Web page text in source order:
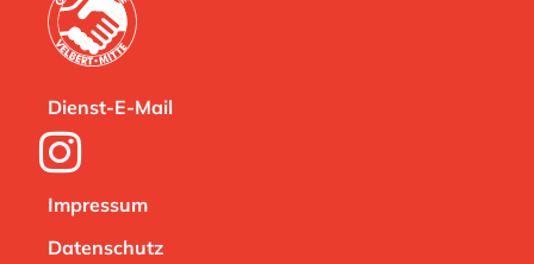
Dienst-E-Mail
Impressum
Datenschutz